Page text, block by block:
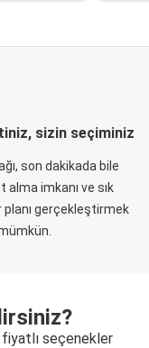
sizin seçiminiz
son dakikada bile
alma imkanı ve sık
gerçekleştirmek
fiyatlı seçenekler